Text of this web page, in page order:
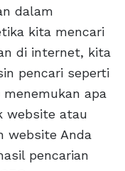
dalam
kita mencari
di internet, kita
pencari seperti
apa
website atau
website Anda
pencarian